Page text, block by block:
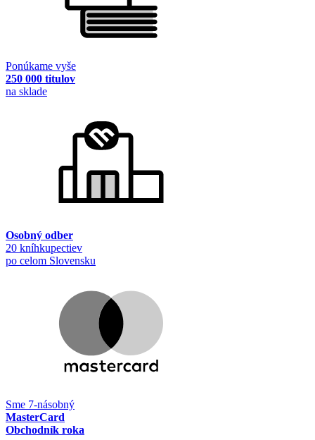
Ponúkame vyše
250 000 titulov
na sklade
Osobný odber
20 kníhkupectiev
po celom Slovensku
Sme 7-násobný
MasterCard
Obchodník roka